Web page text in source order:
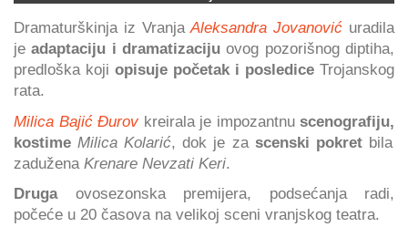
Dramaturškinja iz VranjaAleksandra Jovanović uradila
jeadaptaciju i dramatizaciju ovog pozorišnog diptiha,
predloška koji opisuje početak i posledice Trojanskog
rata.
Milica Bajić Đurov kreirala je impozantnu scenografiju,
kostime Milica Kolarić, dok je za scenski pokretbila
zadužena Krenare Nevzati Keri.
Druga ovosezonska premijera, podsećanja radi,
počeće u 20 časova na velikoj sceni vranjskog teatra.